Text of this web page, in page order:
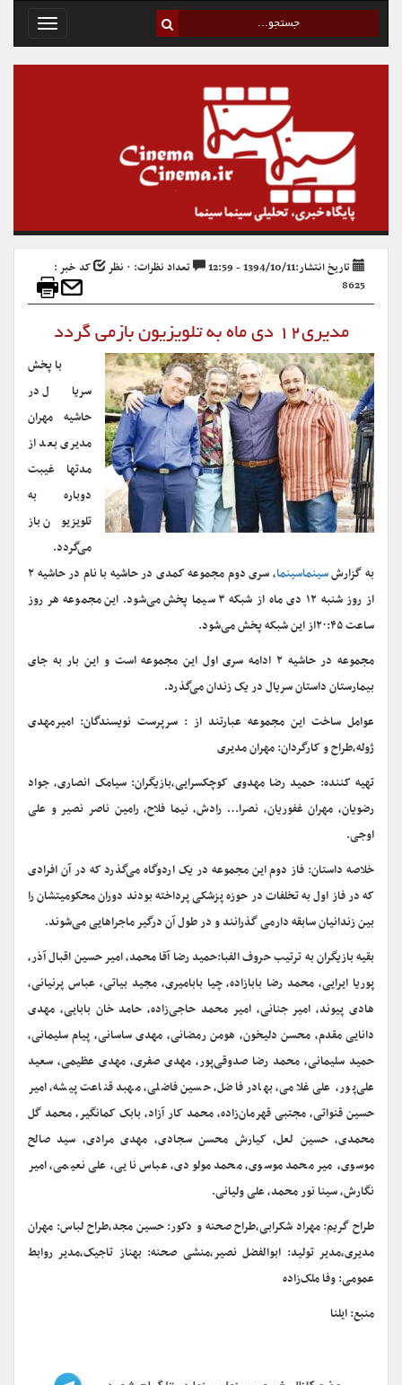
Toggle
تاریخ انتشار:1394/10/11 - 12:59 تعداد نظرات: ۰ نظر
کد خبر :
8625
مدیری۱۲ دی ماه به تلویزیون بازمی گردد
با پخش
سریال در
حاشیه مهران
مدیری بعد از
مدتها غیبت
دوباره به
تلویزیون باز
می‌گردد.
به گزارشسینماسینما
، سری دوم مجموعه کمدی در حاشیه با نام در حاشیه ۲
از روز شنبه ۱۲ دی ماه از شبکه ۳ سیما پخش می‌شود. این مجموعه هر روز
ساعت ۲۰:۴۵از این شبکه پخش می‌شود.
مجموعه در حاشیه ۲ ادامه سری اول این مجموعه است و این بار به جای
بیمارستان داستان سریال در یک زندان می‌گذرد.
عوامل ساخت این مجموعه عبارتند از : سرپرست نویسندگان: امیرمهدی
ژوله،طراح و کارگردان: مهران مدیری
تهیه کننده: حمید رضا مهدوی کوچکسرایی،بازیگران: سیامک انصاری، جواد
رضویان، مهران غفوریان، نصرا… رادش، نیما فلاح، رامین ناصر نصیر و علی
اوجی.
خلاصه داستان: فاز دوم این مجموعه در یک اردوگاه می‌گذرد که در آن افرادی
که در فاز اول به تخلفات در حوزه پزشکی پرداخته بودند دوران محکومیتشان را
بین زندانیان سابقه دارمی گذرانند و در طول آن درگیر ماجراهایی می‌شوند.
بقیه بازیگران به ترتیب حروف الفبا:حمید رضا آقا محمد، امیر حسین اقبال آذر،
پوریا ایرایی، محمد رضا بابازاده، چیا بابامیری، مجید بیاتی، عباس پرنیانی،
هادی پیوند، امیر جنانی، امیر محمد حاجی‌زاده، حامد خان بابایی، مهدی
دانایی مقدم، محسن دلیخون، هومن رمضانی، مهدی ساسانی، پیام سلیمانی،
حمید سلیمانی، محمد رضا صدوقی‌پور، مهدی صفری، مهدی عظیمی، سعید
علی‌پور، علی غلامی، بهادر فاضل، حسین فاضلی، مهبد قناعت پیشه، امیر
حسین قنواتی، مجتبی قهرمان‌زاده، محمد کار آزاد، بابک کمانگیر، محمد گل
محمدی، حسین لعل، کیارش محسن سجادی، مهدی مرادی، سید صالح
موسوی، میر محمد موسوی، محمد مولودی، عباس نایی، علی نعیمی، امیر
نگارش، سینا نور محمد، علی ولیانی.
طراح گریم: مهراد شکرابی،طراح صحنه و دکور: حسین مجد،طراح لباس: مهران
مدیری،مدیر تولید: ابوالفضل نصیر،منشی صحنه: بهناز تاجیک،مدیر روابط
عمومی: وفا ملک‌‌زاده
منبع: ایلنا